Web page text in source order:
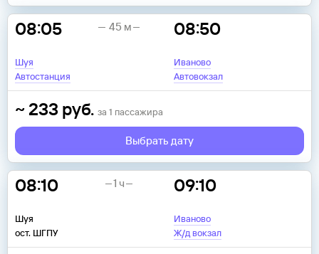
08:05
Шуя
Автостанция
08:50
Иваново
Автовокзал
45 м
~ 233 руб. за 1 пассажира
Выбрать дату
08:10
Шуя
ост. ШГПУ
09:10
Иваново
Ж/д вокзал
1 ч